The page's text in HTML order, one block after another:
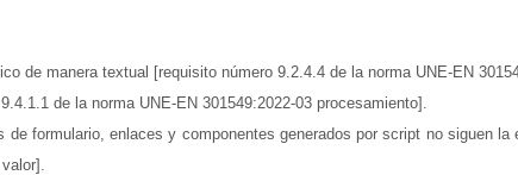
de manera textual [requisito número 9.2.4.4 de la norma UNE-EN
de la norma UNE-EN 301549:2022-03 procesamiento].
formulario, enlaces y componentes generados por script no siguen